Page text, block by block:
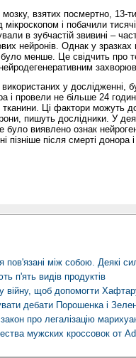
мозку, взятих посмертно, 13-
мікроскопом і побачили
в зубчастій звивині –
нейронів. Однак у зразках
менше. Це свідчить про
використаних у дослідженні,
і провели не більше 24
тканини. Ці фактори можуть
пишуть дослідники. У
було виявлено ознак
пізніше після смерті
пов'язані між собою. Деякі
п'ять видів продуктів
війну, щоб допомогти
дебати Порошенка і
закон про легалізацію
мужских кроссовок от